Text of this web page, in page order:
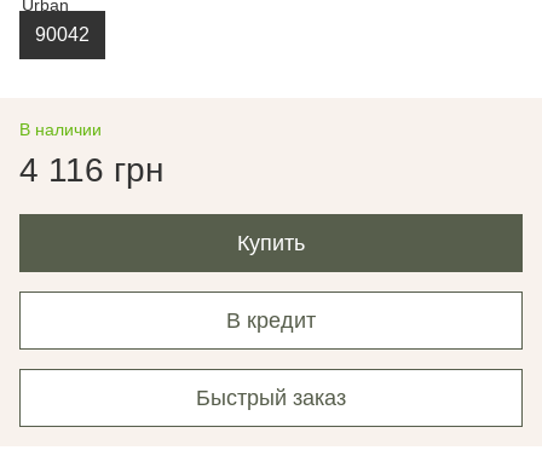
90042
В наличии
4 116 грн
Купить
В кредит
Быстрый заказ